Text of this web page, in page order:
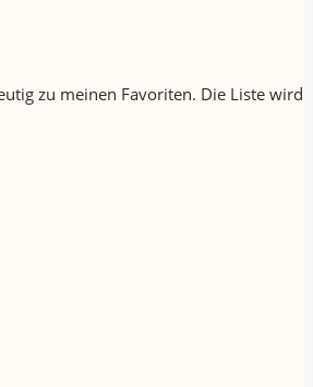
zu meinen Favoriten. Die Liste wird